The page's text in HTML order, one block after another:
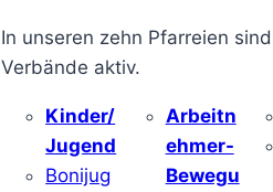
In unseren zehn Pfarreien
Verbände aktiv.
Kinder/
Jugend
Bonijug
Arbeitn
ehmer-
Bewegu